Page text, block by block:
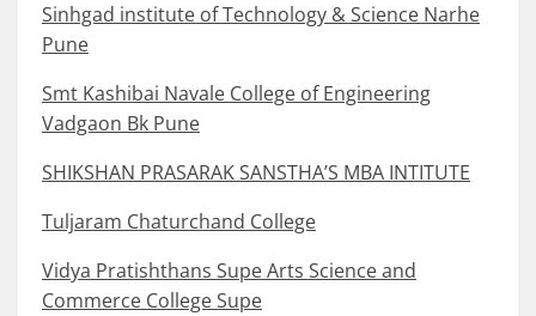
Sinhgad institute of Technology & Science Narhe
Pune
Smt Kashibai Navale College of Engineering
Vadgaon Bk Pune
SHIKSHAN PRASARAK SANSTHA’S MBA INTITUTE
Tuljaram Chaturchand College
Vidya Pratishthans Supe Arts Science and
Commerce College Supe